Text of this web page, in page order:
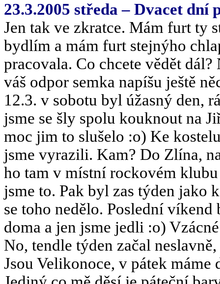
23.3.2005 středa – Dvacet dní
Jen tak ve zkratce. Mám furt ty
bydlím a mám furt stejnýho
pracovala. Co chcete vědět
váš odpor semka napíšu ještě
12.3. v sobotu byl úžasný den,
jsme se šly spolu kouknout na
moc jim to slušelo :o) Ke
jsme vyrazili. Kam? Do Zlína,
ho tam v místní rockovém
jsme to. Pak byl zas týden jako
se toho nedělo. Poslední
doma a jen jsme jedli :o)
No, tendle týden začal
Jsou Velikonoce, v pátek máme